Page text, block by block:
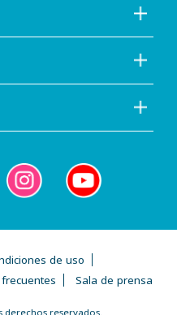
de uso
Sala de prensa
derechos reservados.